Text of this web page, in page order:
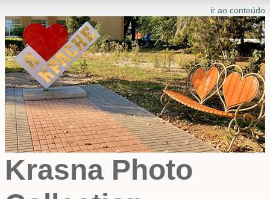
ir ao conteúdo
Krasna Photo